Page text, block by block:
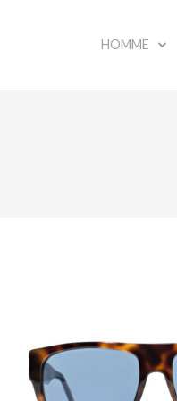
HOMME